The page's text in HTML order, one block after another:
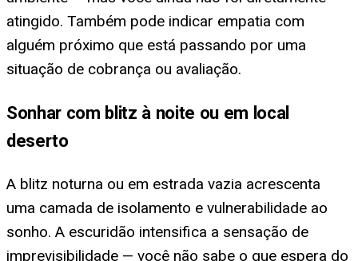
atingido. Também pode indicar empatia com
alguém próximo que está passando por uma
situação de cobrança ou avaliação.
Sonhar com blitz à noite ou em local
deserto
A blitz noturna ou em estrada vazia acrescenta
uma camada de isolamento e vulnerabilidade ao
sonho. A escuridão intensifica a sensação de
imprevisibilidade — você não sabe o que espera do